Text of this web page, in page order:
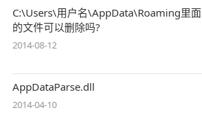
C:\Users\用户名\AppData\Roaming里面
的文件可以删除吗?
2014-08-12
AppDataParse.dll
2014-04-10